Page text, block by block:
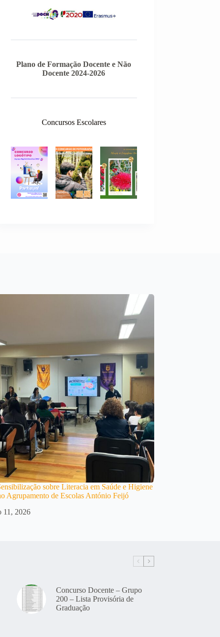
Plano de Formação Docente e Não
Docente 2024-2026
Concursos Escolares
sobre Literacia em Saúde e Higiene
Agrupamento de Escolas António Feijó
11, 2026
Concurso Docente – Grupo
200 – Lista Provisória de
Graduação